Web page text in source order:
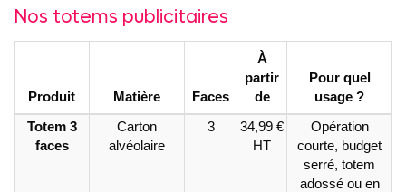
Nos totems publicitaires
Produit Matière Faces
À
partir
de
Pour quel
usage ?
Totem 3
faces
Carton
alvéolaire
3
34,99 €
HT
Opération
courte, budget
serré, totem
adossé ou en